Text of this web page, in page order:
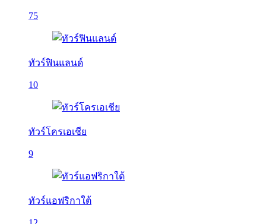
75
ทัวร์ฟินแลนด์
10
ทัวร์โครเอเชีย
9
ทัวร์แอฟริกาใต้